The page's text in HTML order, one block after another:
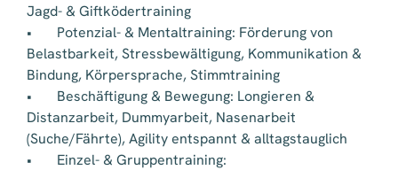
Jagd- & Giftködertraining
• Potenzial- & Mentaltraining: Förderung von
Belastbarkeit, Stressbewältigung, Kommunikation &
Bindung, Körpersprache, Stimmtraining
• Beschäftigung & Bewegung: Longieren &
Distanzarbeit, Dummyarbeit, Nasenarbeit
(Suche/Fährte), Agility entspannt & alltagstauglich
• Einzel- & Gruppentraining: